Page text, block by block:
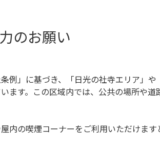
のお願い
例」に基づき、「日光の社寺エリア」
ます。この区域内では、公共の場所や
内の喫煙コーナーをご利用いただけま